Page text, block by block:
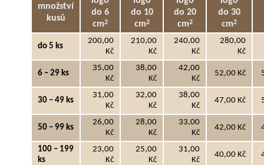
množství
kusů
do 6
cm2
do 10
cm2
do 20
cm2
do 30
cm2
do 5 ks
200,00
Kč
210,00
Kč
240,00
Kč
280,00
Kč
6 – 29 ks
35,00
Kč
38,00
Kč
42,00
Kč
52,00 Kč
30 – 49 ks
31,00
Kč
32,00
Kč
38,00
Kč
47,00 Kč
50 – 99 ks
26,00
Kč
28,00
Kč
33,00
Kč
42,00 Kč
100 – 199
ks
23,00
Kč
25,00
Kč
31,00
Kč
40,00 Kč